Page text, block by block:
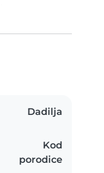
Dadilja
Kod
porodice